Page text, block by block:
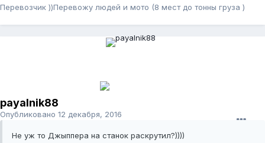
Перевозчик ))Перевожу людей и мото (8 мест до тонны груза )
payalnik88
Опубликовано 12 декабря, 2016
Не уж то Джыппера на станок раскрутил?))))